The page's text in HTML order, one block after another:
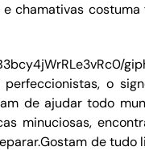
chamativas costuma
o
de ajudar todo
minuciosas,
de tudo